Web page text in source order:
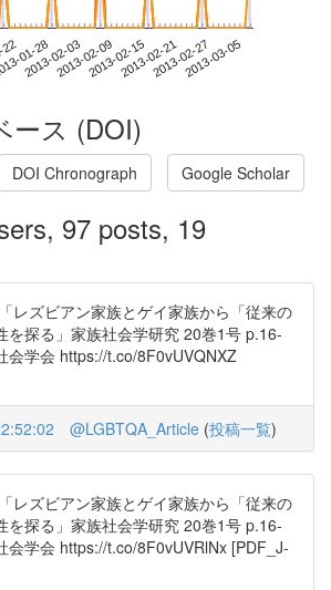
01-28
2013-02-032013-02-092013-02-152013-02-212013-02-272013-03-05
ース (DOI)
DOI Chronograph Google Scholar
97 posts, 19
レズビアン家族とゲイ家族から「従来の
を探る」家族社会学研究 20巻1号 p.16-
会学会 https://t.co/8F0vUVQNXZ
@LGBTQA_Article (投稿一覧)
レズビアン家族とゲイ家族から「従来の
を探る」家族社会学研究 20巻1号 p.16-
会学会 https://t.co/8F0vUVRlNx [PDF_J-